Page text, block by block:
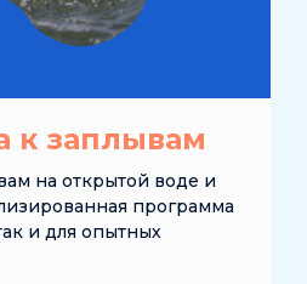
к заплывам
на открытой воде и
программа
и для опытных